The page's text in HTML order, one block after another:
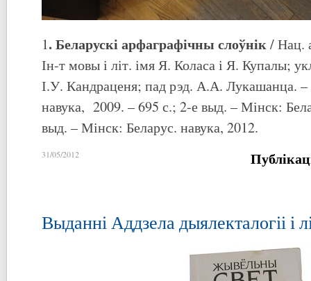
1. Беларускі арфаграфічны слоўнік/ Нац.
Ін-т мовы і літ. імя Я. Коласа і Я. Купалы;
І.У. Кандраценя; пад рэд. А.А. Лукашанца.
навука, 2009. – 695 с.; 2-е выд. – Мінск:
выд. – Мінск: Беларус. навука, 2012.
31/05/2012
Выданні Аддзела дыялекталогіі і